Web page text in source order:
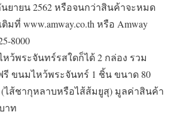
ยายน 2562 หรือจนกว่าสินค้าจะหมด
ที่ www.amway.co.th หรือ Amway
8000
ว้พระจันทร์รสใดก็ได้ 2 กล่อง รวม
รี ขนมไหว้พระจันทร์ 1 ชิ้น ขนาด 80
ไส้ชากุหลาบหรือไส้ส้มยูสุ) มูลค่าสินค้า
าท